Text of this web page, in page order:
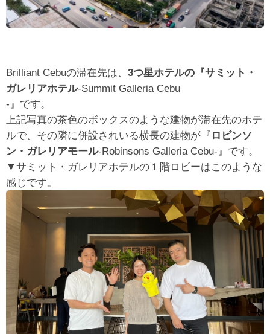
Brilliant Cebuの滞在先は、 3つ星ホテルの『サミット・
ガレリアホテル-Summit Galleria Cebu
-』です。
上記写真の茶色のボックスのような建物が滞在先のホテ
ルで、その隣に併設されいる横長の建物が『 ロビンソ
ン・ガレリアモール-Robinsons Galleria Cebu-』です。
▼サミット・ガレリアホテルの１階ロビーはこのような
感じです。